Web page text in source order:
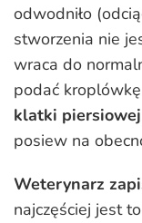
odwodniło
stworzenia nie
wraca do
podać
klatki piersiowej
posiew na
Weterynarz
najczęściej jest